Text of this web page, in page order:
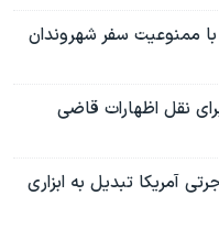
ممنوعیت سفر شهروندان
نقل اظهارات قاضی
آمریکا تبدیل به ابزاری